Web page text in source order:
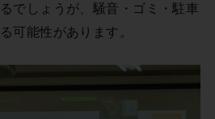
でしょうが、騒音・ゴミ・駐車
可能性があります。